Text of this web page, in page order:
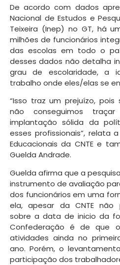
De acordo com dados
Nacional de Estudos e
Teixeira (Inep) no GT, há
milhões de funcionários
das escolas em todo o
desses dados não detalha
grau de escolaridade, a
trabalho onde eles/elas se
“Isso traz um prejuízo, pois
não conseguimos
implantação sólida da
esses profissionais”, relata
Educacionais da CNTE e
Guelda Andrade.
Guelda afirma que a
instrumento de avaliação
dos funcionários em uma
ela, apesar da CNTE não
sobre a data de inicio da
Confederação é de que
atividades ainda no
ano. Porém, o
participação dos